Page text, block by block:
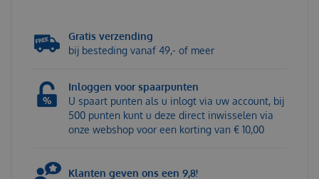
Gratis verzending
bij besteding vanaf 49,- of meer
Inloggen voor spaarpunten
U spaart punten als u inlogt via uw account, bij
500 punten kunt u deze direct inwisselen via
onze webshop voor een korting van € 10,00
Klanten geven ons een 9,8!